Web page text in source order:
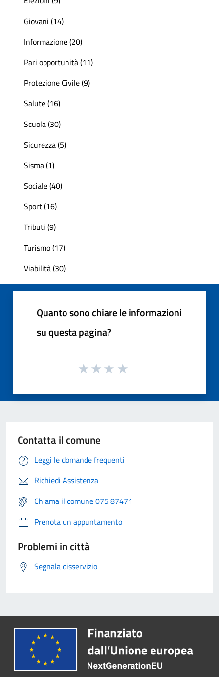
Giovani (14)
Informazione (20)
Pari opportunità (11)
Protezione Civile (9)
Salute (16)
Scuola (30)
Sicurezza (5)
Sisma (1)
Sociale (40)
Sport (16)
Tributi (9)
Turismo (17)
Viabilità (30)
Quanto sono chiare le informazioni
su questa pagina?
Contatta il comune
Leggi le domande frequenti
Richiedi Assistenza
Chiama il comune 075 87471
Prenota un appuntamento
Problemi in città
Segnala disservizio